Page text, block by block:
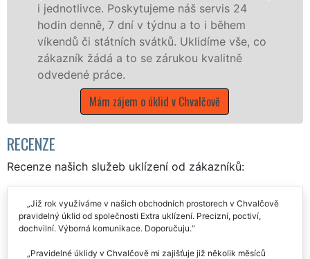
náš servis 24
dní v týdnu a to i během
svátků. Uklidíme vše, co
a to se zárukou kvalitně
zájem o úklid v Chvalčově
nabízíme pro
státní podniky,
Zlínském kraji
RECENZE
Recenze našich služeb uklízení od zákazníků:
Již rok využíváme v našich obchodních prostorech v Chvalčově
pravidelný úklid od společnosti Extra uklízení. Precizní, poctiví,
dochvilní. Výborná komunikace. Doporučuju.
Pravidelné úklidy v Chvalčově mi zajišťuje již několik měsíců